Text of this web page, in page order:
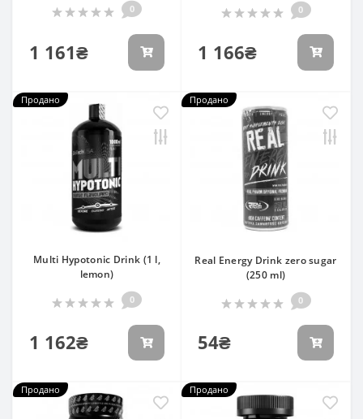
0
1 161₴
0
1 166₴
Продано
Multi Hypotonic Drink (1 l,
lemon)
0
1 162₴
Продано
Real Energy Drink zero sugar
(250 ml)
0
54₴
Продано Продано